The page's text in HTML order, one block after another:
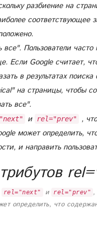
разбиение на
соответствующее
все". Пользователи
Если Google считает,
в результатах
на страницы, чтобы
все".
и rel="prev"
,
может определить,
и направить
rel="next" и rel="prev" ,
определить, что